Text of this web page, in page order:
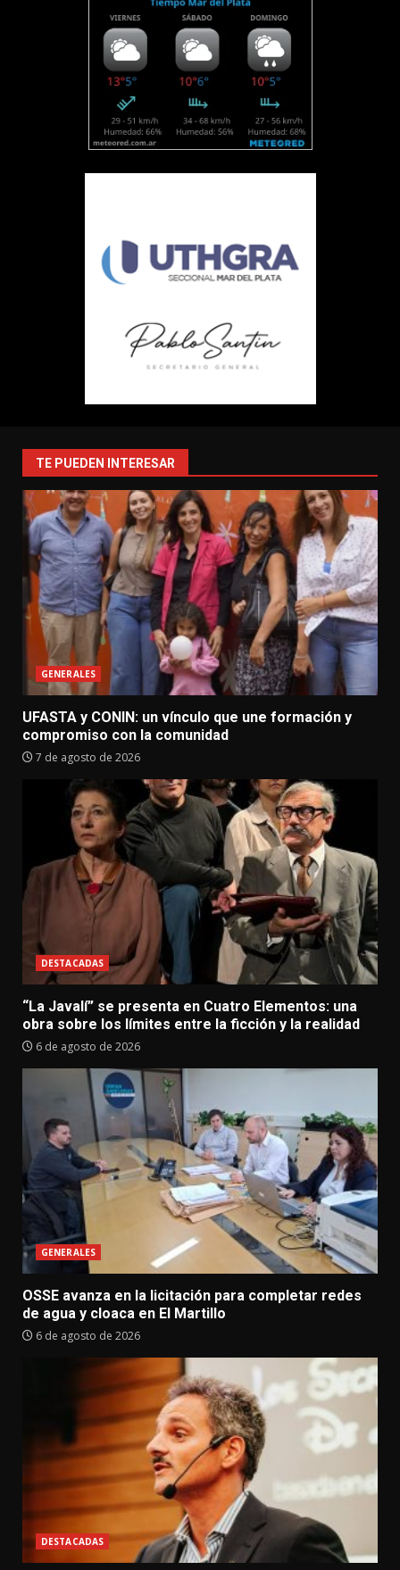
TE PUEDEN INTERESAR
GENERALES
UFASTA y CONIN: un vínculo que une formación y
compromiso con la comunidad
7 de agosto de 2026
DESTACADAS
“La Javalí” se presenta en Cuatro Elementos: una
obra sobre los límites entre la ficción y la realidad
6 de agosto de 2026
GENERALES
OSSE avanza en la licitación para completar redes
de agua y cloaca en El Martillo
6 de agosto de 2026
DESTACADAS